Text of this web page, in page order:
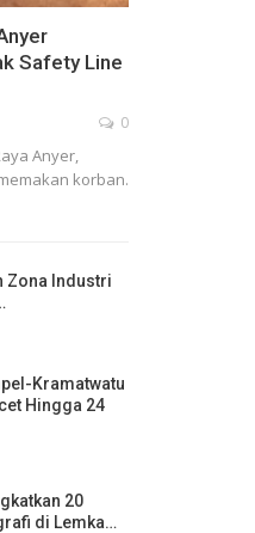
Safety Line
0
Anyer,
korban.
Zona Industri
Kramatwatu
Hingga 24
20
di Lemka…